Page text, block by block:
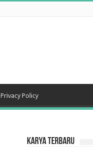
Privacy Policy
Karya Terbaru